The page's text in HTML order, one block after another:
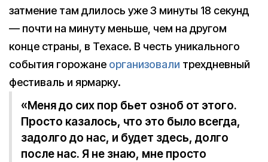
затмение там длилось уже 3 минуты 18 секунд
— почти на минуту меньше, чем на другом
конце страны, в Техасе. В честь уникального
события горожане организовали трехдневный
фестиваль и ярмарку.
«Меня до сих пор бьет озноб от этого.
Просто казалось, что это было всегда,
задолго до нас, и будет здесь, долго
после нас. Я не знаю, мне просто